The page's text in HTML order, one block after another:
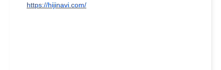
https://hijinavi.com/